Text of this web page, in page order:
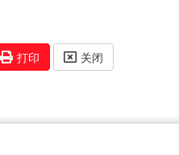
打印 关闭